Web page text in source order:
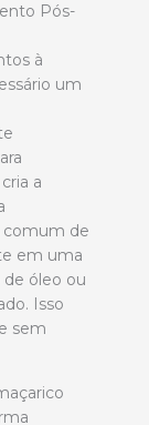
Pós-
à
um
a
comum de
em uma
óleo ou
Isso
sem